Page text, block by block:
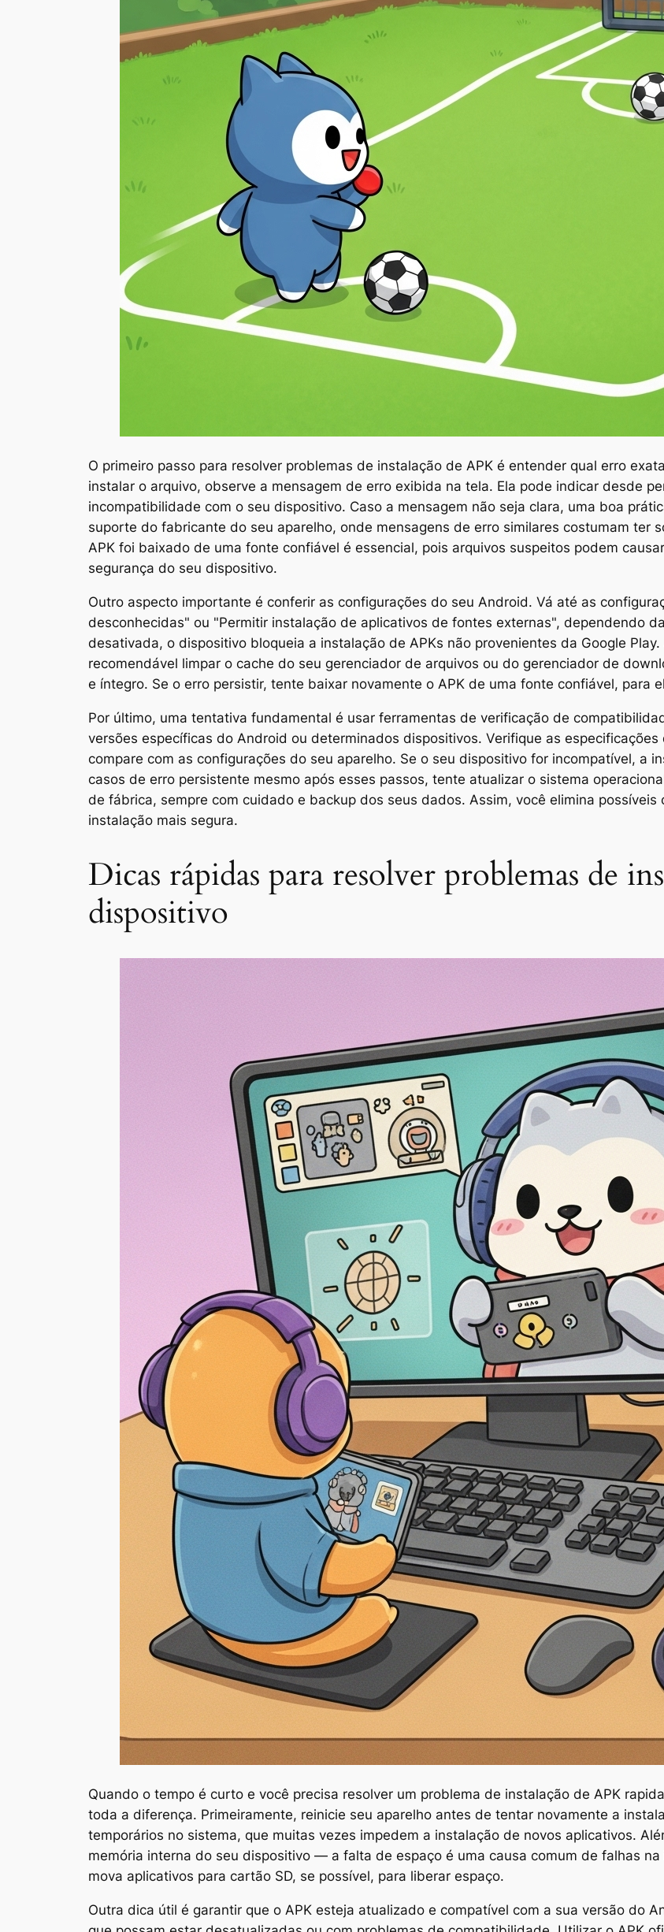
O primeiro passo para resolver problemas de instalação de APK é entender qual erro
instalar o arquivo, observe a mensagem de erro exibida na tela. Ela pode indicar desde
incompatibilidade com o seu dispositivo. Caso a mensagem não seja clara, uma boa
suporte do fabricante do seu aparelho, onde mensagens de erro similares costumam ter
APK foi baixado de uma fonte confiável é essencial, pois arquivos suspeitos podem
segurança do seu dispositivo.
Outro aspecto importante é conferir as configurações do seu Android. Vá até as
desconhecidas" ou "Permitir instalação de aplicativos de fontes externas", dependendo
desativada, o dispositivo bloqueia a instalação de APKs não provenientes da Google
recomendável limpar o cache do seu gerenciador de arquivos ou do gerenciador de
e íntegro. Se o erro persistir, tente baixar novamente o APK de uma fonte confiável, para
Por último, uma tentativa fundamental é usar ferramentas de verificação de
versões específicas do Android ou determinados dispositivos. Verifique as
compare com as configurações do seu aparelho. Se o seu dispositivo for incompatível, a
casos de erro persistente mesmo após esses passos, tente atualizar o sistema
de fábrica, sempre com cuidado e backup dos seus dados. Assim, você elimina
instalação mais segura.
Dicas rápidas para resolver problemas de
dispositivo
Quando o tempo é curto e você precisa resolver um problema de instalação de APK
toda a diferença. Primeiramente, reinicie seu aparelho antes de tentar novamente a
temporários no sistema, que muitas vezes impedem a instalação de novos aplicativos.
memória interna do seu dispositivo — a falta de espaço é uma causa comum de falhas
mova aplicativos para cartão SD, se possível, para liberar espaço.
Outra dica útil é garantir que o APK esteja atualizado e compatível com a sua versão do